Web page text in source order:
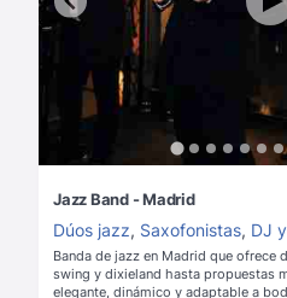
Jazz Band - Madrid
Dúos jazz, Saxofonistas, DJ
Banda de jazz en Madrid que ofrece
swing y dixieland hasta propuestas
elegante, dinámico y adaptable a